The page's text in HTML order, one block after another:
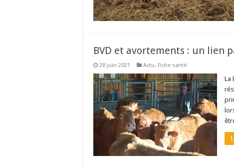
BVD et avortements : un lien
28 juin 2021 Actu, Fiche santé
La